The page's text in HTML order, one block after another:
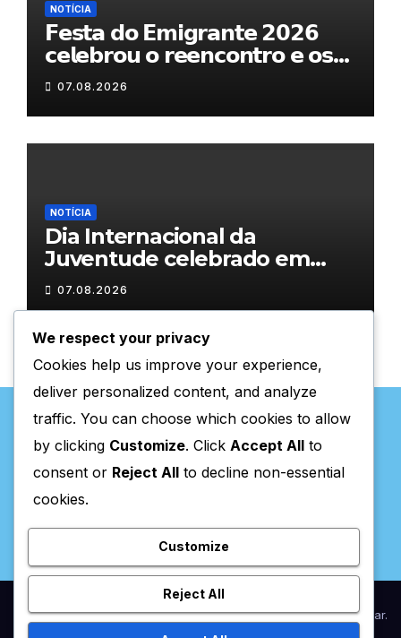
NOTÍCIA
𝗙𝗲𝘀𝘁𝗮 𝗱𝗼 𝗘𝗺𝗶𝗴𝗿𝗮𝗻𝘁𝗲 𝟮𝟬𝟮𝟲
𝗰𝗲𝗹𝗲𝗯𝗿𝗼𝘂 𝗼 𝗿𝗲𝗲𝗻𝗰𝗼𝗻𝘁𝗿𝗼 𝗲 𝗼𝘀
𝗹𝗮𝗰̧𝗼𝘀 𝗾𝘂𝗲 𝘂𝗻𝗲𝗺 𝗠𝘂𝗿𝗰̧𝗮
07.08.2026
NOTÍCIA
Dia Internacional da
Juventude celebrado em
Chaves com atividades
gratuitas
07.08.2026
Valpaços Online
Proudly powered by WordPress|Theme:NewsupbyThemeansar.
We respect your privacy
Cookies help us improve your experience,
deliver personalized content, and analyze
traffic. You can choose which cookies to allow
by clicking Customize. Click Accept All to
consent or Reject All to decline non-essential
cookies.
Customize
Reject All